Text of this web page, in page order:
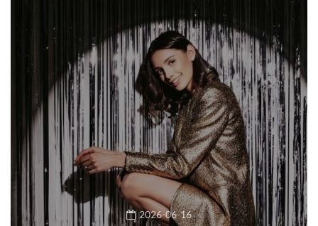
2026-06-16